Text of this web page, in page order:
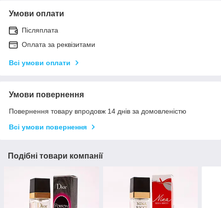
Умови оплати
Післяплата
Оплата за реквізитами
Всі умови оплати
Умови повернення
Повернення товару впродовж 14 днів за домовленістю
Всі умови повернення
Подібні товари компанії